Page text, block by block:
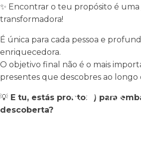
✨ Encontrar o teu propósito é uma
transformadora!
É única para cada pessoa e
enriquecedora.
O objetivo final não é o mais
presentes que descobres ao longo
💡 E tu, estás pronto(a) para
descoberta?